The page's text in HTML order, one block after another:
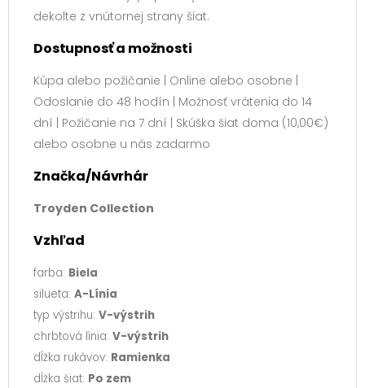
dekolte z vnútornej strany šiat.
Dostupnosť a možnosti
Kúpa alebo požičanie | Online alebo osobne |
Odoslanie do 48 hodín | Možnosť vrátenia do 14
dní | Požičanie na 7 dní | Skúška šiat doma (10,00€)
alebo osobne u nás zadarmo
Značka/Návrhár
Troyden Collection
Vzhľad
farba: Biela
silueta: A-Línia
typ výstrihu: V-výstrih
chrbtová línia: V-výstrih
dĺžka rukávov: Ramienka
dĺžka šiat: Po zem